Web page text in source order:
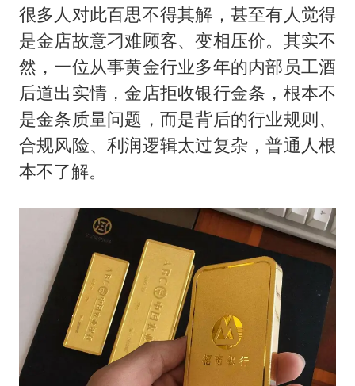
很多人对此百思不得其解，甚至有人觉得
是金店故意刁难顾客、变相压价。其实不
然，一位从事黄金行业多年的内部员工酒
后道出实情，金店拒收银行金条，根本不
是金条质量问题，而是背后的行业规则、
合规风险、利润逻辑太过复杂，普通人根
本不了解。